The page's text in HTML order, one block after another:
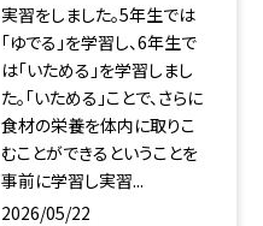
実習をしました。5年生では
「ゆでる」を学習し、6年生で
は「いためる」を学習しまし
た。「いためる」ことで、さらに
食材の栄養を体内に取りこ
むことができるということを
事前に学習し実習...
2026/05/22